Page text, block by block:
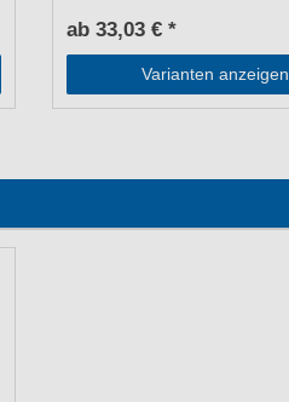
ab 33,03 € *
Varianten anzeigen